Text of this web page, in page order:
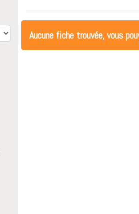
Aucune fiche trouvée, vous